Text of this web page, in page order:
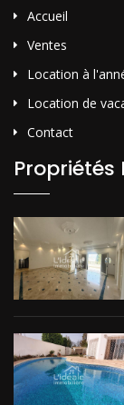
Accueil
Ventes
Location à
Location de
Contact
Propriétés